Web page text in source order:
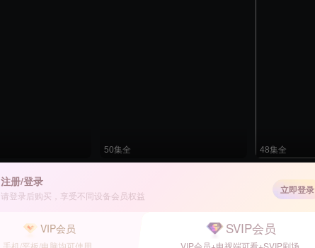
50集全 48集全
独播
注册/登录
请登录后购买，享受不同设备会员权益 立即登录
VIP会员
手机/平板/电脑均可使用
SVIP会员
VIP会员+电视端可看+SVIP剧场